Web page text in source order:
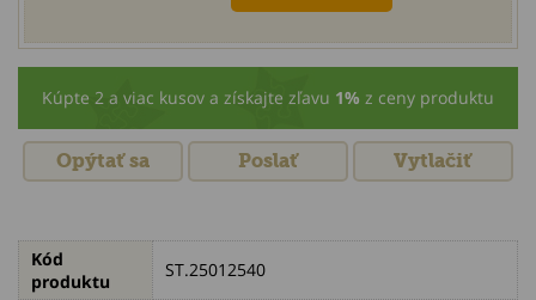
Kúpte 2 a viac kusov a získajte zľavu 1% z ceny produktu
Opýtať sa Poslať Vytlačiť
Kód
produktu
ST.25012540